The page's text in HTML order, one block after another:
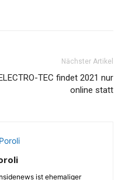
Nächster Artikel
TEC findet 2021 nur
online statt
ist ehemaliger